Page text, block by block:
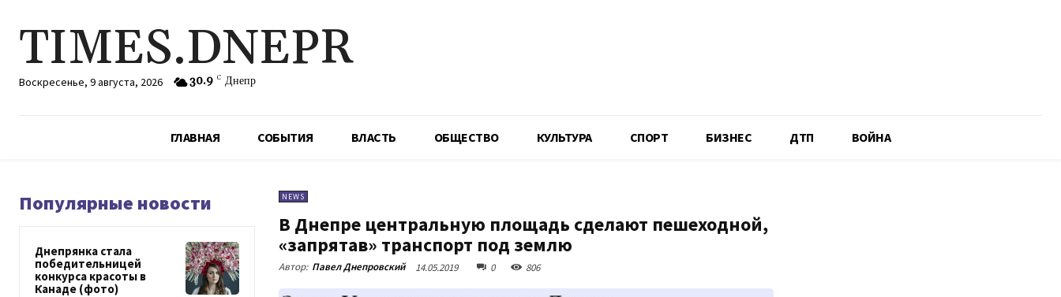
TIMES.DNEPR
Воскресенье, 9 августа, 2026 30.9 C Днепр
ГЛАВНАЯ СОБЫТИЯ ВЛАСТЬ ОБЩЕСТВО КУЛЬТУРА СПОРТ БИЗНЕС ДТП ВОЙНА
Популярные новости
Днепрянка стала
победительницей
конкурса красоты в
Канаде (фото)
NEWS
В Днепре центральную площадь сделают пешеходной,
«запрятав» транспорт под землю
Автор: Павел Днепровский 14.05.2019 0 806